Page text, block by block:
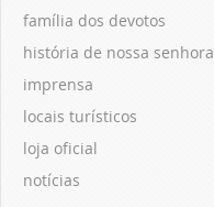
família dos devotos
história de nossa senhora
imprensa
locais turísticos
loja oficial
notícias